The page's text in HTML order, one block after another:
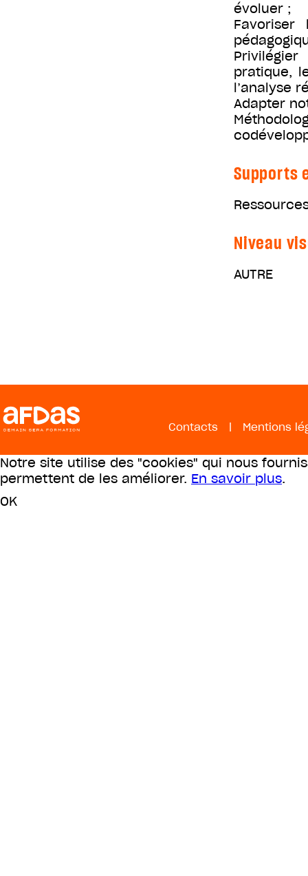
évoluer ;
pratique,
l’analyse
Adapter
Supports
Niveau
AUTRE
Contacts | Mentions
Notre site utilise des "cookies" qui nous
permettent de les améliorer. En savoir plus.
OK